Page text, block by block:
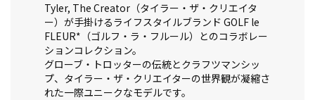
Tyler, The Creator（タイラー・ザ・クリエイタ
ー）が手掛けるライフスタイルブランド GOLF le
FLEUR*（ゴルフ・ラ・フルール）とのコラボレー
ションコレクション。
グローブ・トロッターの伝統とクラフツマンシッ
プ、タイラー・ザ・クリエイターの世界観が凝縮さ
れた一際ユニークなモデルです。